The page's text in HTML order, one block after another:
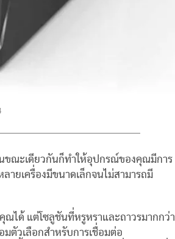
ขณะเดียวกันก็ทำให้อุปกรณ์ของคุณมีการ
ยเครื่องมีขนาดเล็กจนไม่สามารถมี
ณได้ แต่โซลูชันที่หรูหราและถาวรมากกว่า
ตัวเลือกสำหรับการเชื่อมต่อ